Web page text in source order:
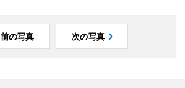
前の写真 次の写真